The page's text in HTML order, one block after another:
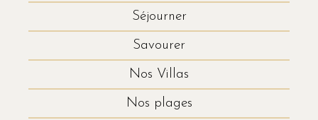
Séjourner
Savourer
Nos Villas
Nos plages